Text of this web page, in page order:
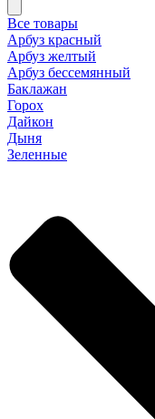
Все товары
Арбуз красный
Арбуз желтый
Арбуз бессемянный
Баклажан
Горох
Дайкон
Дыня
Зеленные